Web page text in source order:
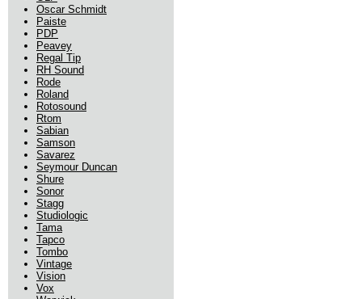
Oscar Schmidt
Paiste
PDP
Peavey
Regal Tip
RH Sound
Rode
Roland
Rotosound
Rtom
Sabian
Samson
Savarez
Seymour Duncan
Shure
Sonor
Stagg
Studiologic
Tama
Tapco
Tombo
Vintage
Vision
Vox